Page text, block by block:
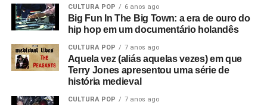
CULTURA POP 6 anos ago
Big Fun In The Big Town: a era de ouro do
hip hop em um documentário holandês
CULTURA POP 7 anos ago
Aquela vez (aliás aquelas vezes) em que
Terry Jones apresentou uma série de
história medieval
CULTURA POP 7 anos ago